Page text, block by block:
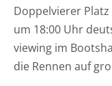
Doppelvierer Platz
um 18:00 Uhr
viewing im
die Rennen auf